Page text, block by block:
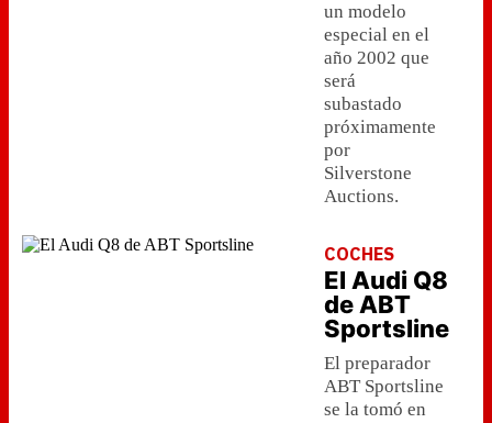
un modelo
especial en el
año 2002 que
será
subastado
próximamente
por
Silverstone
Auctions.
COCHES
El Audi Q8
de ABT
Sportsline
El preparador
ABT Sportsline
se la tomó en